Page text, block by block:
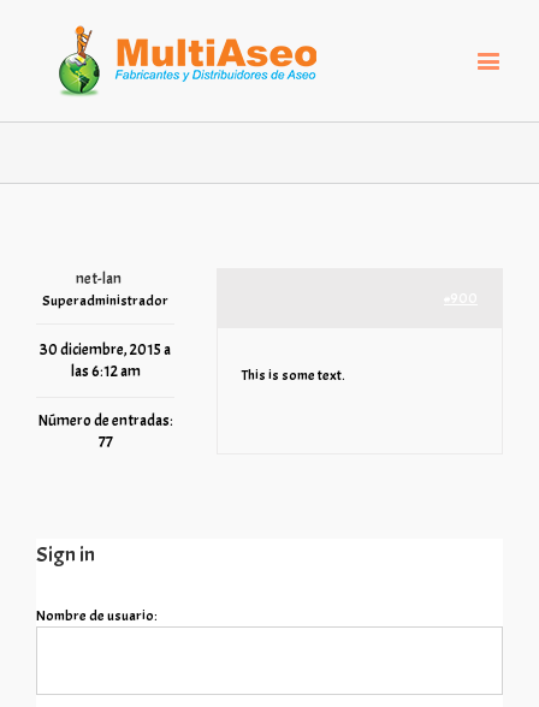
net-lan
Superadministrador
30 diciembre, 2015 a
las 6:12 am
Número de entradas:
77
This is some text.
Sign in
Nombre de usuario: